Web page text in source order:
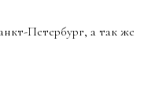
Петербург, а так же